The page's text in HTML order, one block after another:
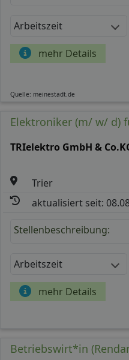
Arbeitszeit
mehr Details
Quelle: meinestadt.de
Elektroniker (m/ w/ d)
TRIelektro GmbH &
Trier
aktualisiert seit:
Stellenbeschreibung:
Arbeitszeit
mehr Details
Betriebswirt*in